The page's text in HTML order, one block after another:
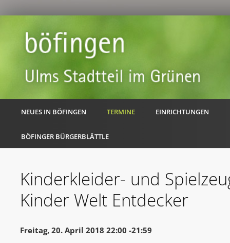
NEUES IN BÖFINGEN TERMINE EINRICHTUNGEN
BÖFINGER BÜRGERBLÄTTLE
Kinderkleider- und
Kinder Welt Entdecker
Freitag, 20. April 2018 22:00 -21:59